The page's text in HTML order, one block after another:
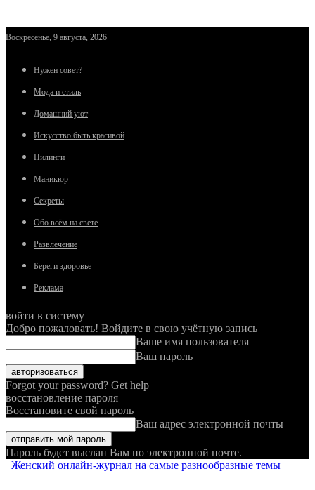
Воскресенье, 9 августа, 2026
Нужен совет?
Мода и стиль
Домашний уют
Искусство быть красивой
Пилинги
Маникюр
Секреты
Обо всём на свете
Развлечение
Береги здоровье
Реклама
войти в систему
Добро пожаловать! Войдите в свою учётную запись
Ваше имя пользователя
Ваш пароль
Forgot your password? Get help
восстановление пароля
Восстановите свой пароль
Ваш адрес электронной почты
Пароль будет выслан Вам по электронной почте.
Женский онлайн-журнал на самые разнообразные темы